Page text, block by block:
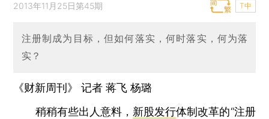
2013年11月25日第45期 T中
注册制成为目标，但如何落实，何时落实，何为落
实？
《财新周刊》 记者蒋飞 杨璐
稍稍有些出人意料， 新股发行体制改革的“注册